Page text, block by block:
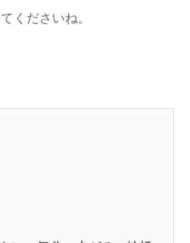
くださいね。